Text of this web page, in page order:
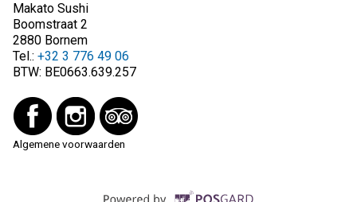
Makato Sushi
Boomstraat 2
2880 Bornem
Tel.: +32 3 776 49 06
BTW: BE0663.639.257
Algemene voorwaarden